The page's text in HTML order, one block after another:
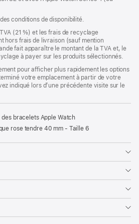
nouvelle
fenêtre)
conditions de disponibilité.
(21 %) et les frais de recyclage
hors frais de livraison (sauf mention
fait apparaître le montant de la TVA et, le
à payer sur les produits sélectionnés.
pour afficher plus rapidement les options
votre emplacement à partir de votre
indiqué lors d’une précédente visite sur le
des bracelets Apple Watch
rose tendre 40 mm - Taille 6